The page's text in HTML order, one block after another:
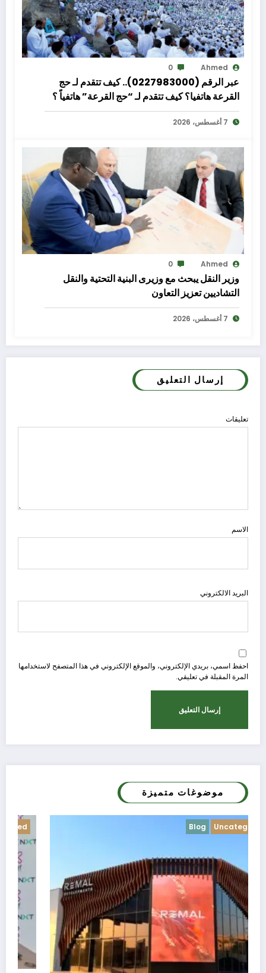
Ahmed
0
عبر الرقم (0227983000).. كيف تتقدم لـ حج
القرعة هاتفيا؟ كيف تتقدم لـ “حج القرعة” هاتفياً ؟
أعلنت وزارة الداخلية عن فتح باب قبول طلبات
أغسطس 2026
7 أغسطس، 2026
Ahmed
0
وزير النقل يبحث مع وزيرى البنية التحتية والنقل
التشاديين تعزيز التعاون
7 أغسطس، 2026
إرسال التعليق
تعليقات
الاسم
البريد الالكتروني
احفظ اسمي، بريدي الإلكتروني، والموقع الإلكتروني في هذا المتصفح لاستخدامها
المرة المقبلة في تعليقي.
موضوغات متميزة
Uncategorized